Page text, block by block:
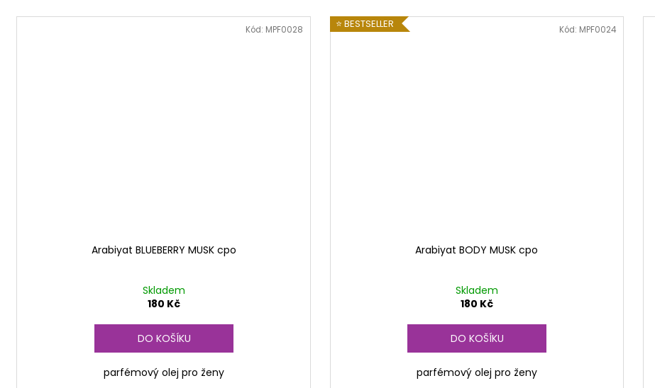
Arabiyat BLUEBERRY MUSK cpo
Skladem
180 Kč
DO KOŠÍKU
parfémový olej pro ženy
Kód: MPF0028 ⭐ BESTSELLER
Arabiyat BODY MUSK cpo
Skladem
180 Kč
DO KOŠÍKU
parfémový olej pro ženy
Kód: MPF0024